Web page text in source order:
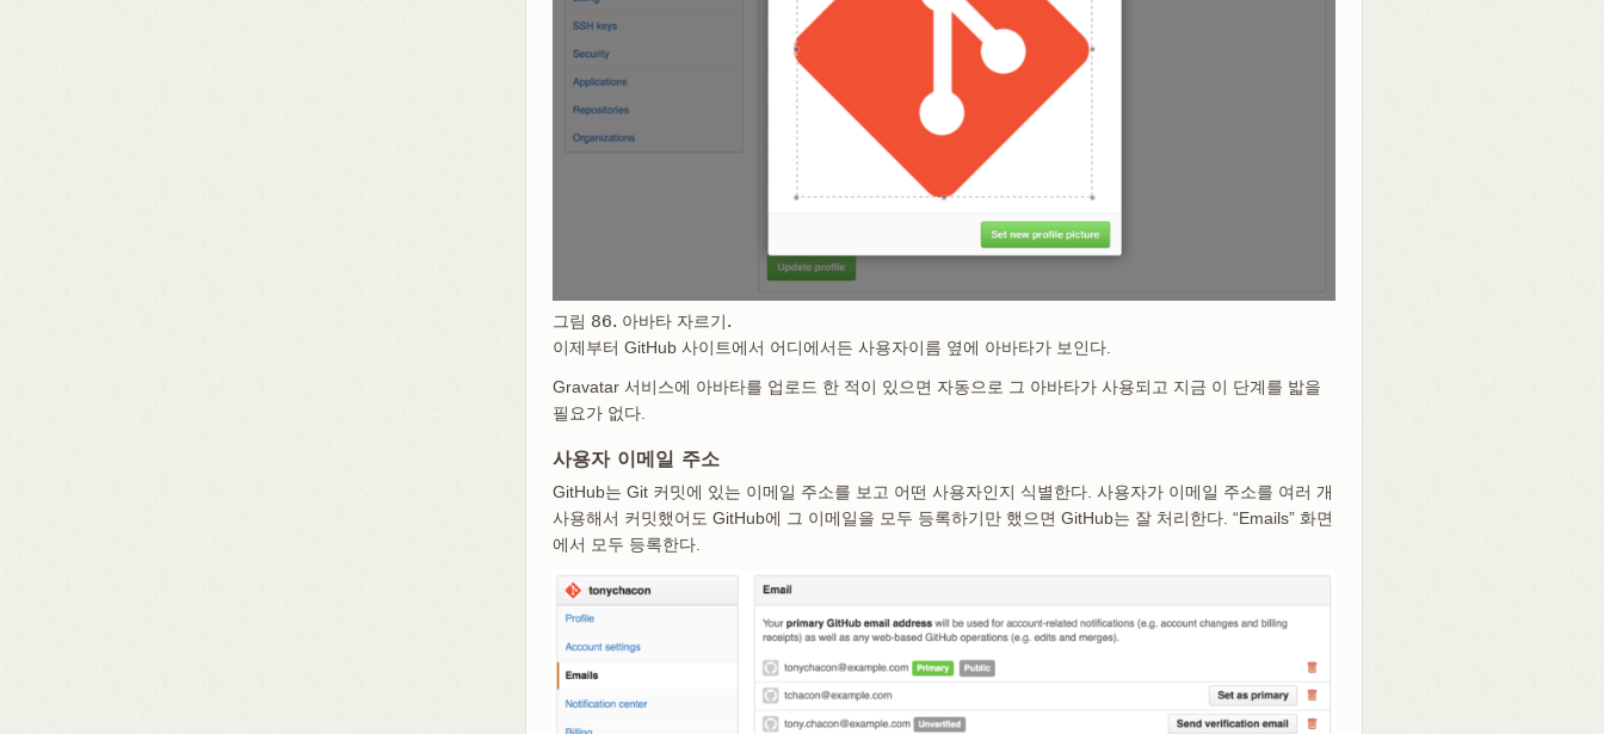
그림 86. 아바타 자르기.
이제부터 GitHub 사이트에서 어디에서든 사용자이름 옆에 아바타가 보인다.
Gravatar 서비스에 아바타를 업로드 한 적이 있으면 자동으로 그 아바타가 사용되고 지금 이 단계를 밟을
필요가 없다.
사용자 이메일 주소
GitHub는 Git 커밋에 있는 이메일 주소를 보고 어떤 사용자인지 식별한다. 사용자가 이메일 주소를 여러 개
사용해서 커밋했어도 GitHub에 그 이메일을 모두 등록하기만 했으면 GitHub는 잘 처리한다. “Emails” 화면
에서 모두 등록한다.